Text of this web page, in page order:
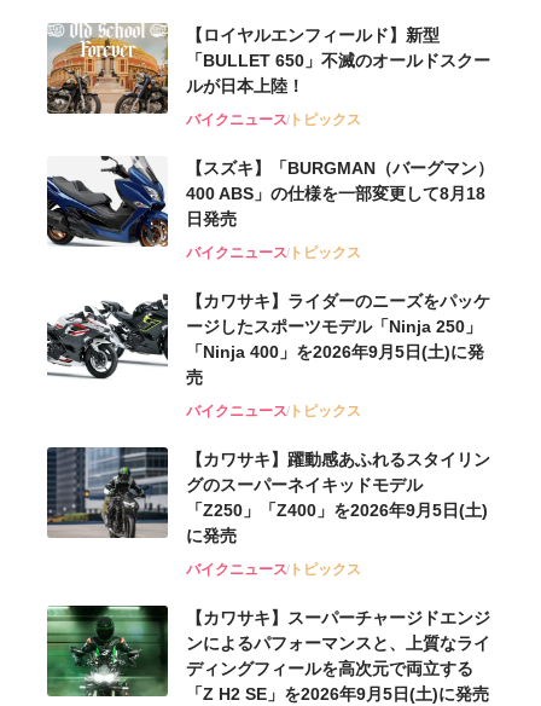
【ロイヤルエンフィールド】新型
「BULLET 650」不滅のオールドスクー
ルが⽇本上陸！
バイクニューストピックス
【スズキ】「BURGMAN（バーグマン）
400 ABS」の仕様を一部変更して8月18
日発売
バイクニューストピックス
【カワサキ】ライダーのニーズをパッケ
ージしたスポーツモデル「Ninja 250」
「Ninja 400」を2026年9月5日(土)に発
売
バイクニューストピックス
【カワサキ】躍動感あふれるスタイリン
グのスーパーネイキッドモデル
「Z250」「Z400」を2026年9月5日(土)
に発売
バイクニューストピックス
【カワサキ】スーパーチャージドエンジ
ンによるパフォーマンスと、上質なライ
ディングフィールを高次元で両立する
「Z H2 SE」を2026年9月5日(土)に発売